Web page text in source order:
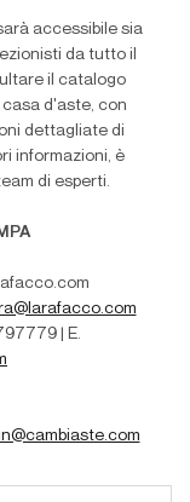
accessibile sia
da tutto il
il catalogo
d'aste, con
dettagliate di
informazioni, è
di esperti.
| E.